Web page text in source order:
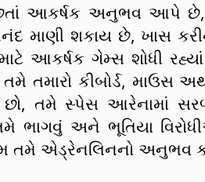
આકર્ષક અનુભવ આપે
માણી શકાય છે, ખાસ
આકર્ષક ગેમ્સ શોધી
તમારો કીબોર્ડ, માઉસ
છો, તમે સ્પેસ આરેનામાં
ભાગવું અને ભૂતિયા
તમે એડ્રેનલિનનો અનુભવ